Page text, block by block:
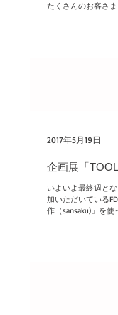
たくさんのお客さ
っこ」を企画され
企画展「
いよいよ最終週とな
加いただいている
作（sansaku)」を
2017年5月19日